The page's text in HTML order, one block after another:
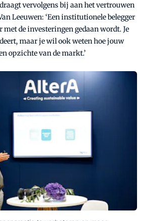
vervolgens bij aan het vertrouwen
Leeuwen: ‘Een institutionele belegger
de investeringen gedaan wordt. Je
maar je wil ook weten hoe jouw
opzichte van de markt.’